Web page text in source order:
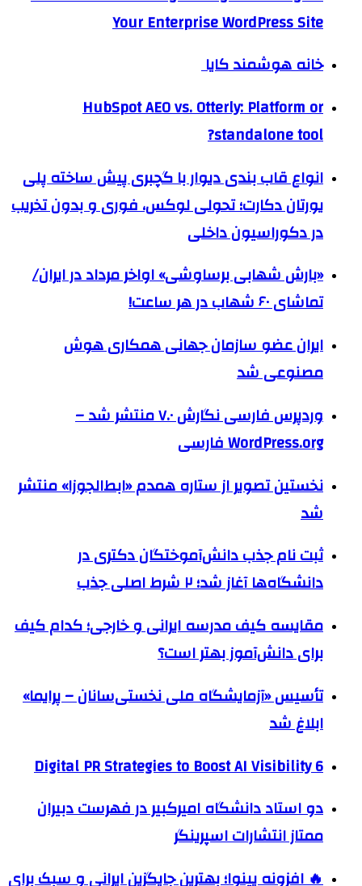
Your Enterprise WordPress Site
خانه هوشمند کایا
HubSpot AEO vs. Otterly: Platform or
standalone tool?
انواع قاب بندی دیوار با گچبری پیش ساخته پلی
یورتان دکارت؛ تحولی لوکس، فوری و بدون تخریب
در دکوراسیون داخلی
«بارش شهابی برساوشی» اواخر مرداد در ایران/
تماشای ۶۰ شهاب در هر ساعت!
ایران عضو سازمان جهانی همکاری هوش
مصنوعی شد
وردپرس فارسی نگارش ۷.۰ منتشر شد –
WordPress.org فارسی
نخستین تصویر از ستاره همدم «ابط‌الجوزا» منتشر
شد
ثبت نام جذب دانش‌آموختگان دکتری در
دانشگاه‌ها آغاز شد؛ ۲ شرط اصلی جذب
مقایسه کیف مدرسه ایرانی و خارجی؛ کدام کیف
برای دانش‌آموز بهتر است؟
تأسیس «آزمایشگاه ملی نخستی‌سانان – پرایما»
ابلاغ شد
6 Digital PR Strategies to Boost AI Visibility
دو استاد دانشگاه امیرکبیر در فهرست دبیران
ممتاز انتشارات اسپرینگر
🔥 افزونه پینوا؛ بهترین جایگزین ایرانی و سبک برای